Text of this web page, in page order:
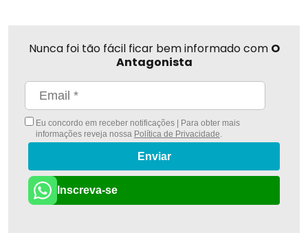
Nunca foi tão fácil ficar bem informado com O
Antagonista
Eu concordo em receber notificações | Para obter mais
informações reveja nossa Política de Privacidade.
Enviar
Inscreva-se